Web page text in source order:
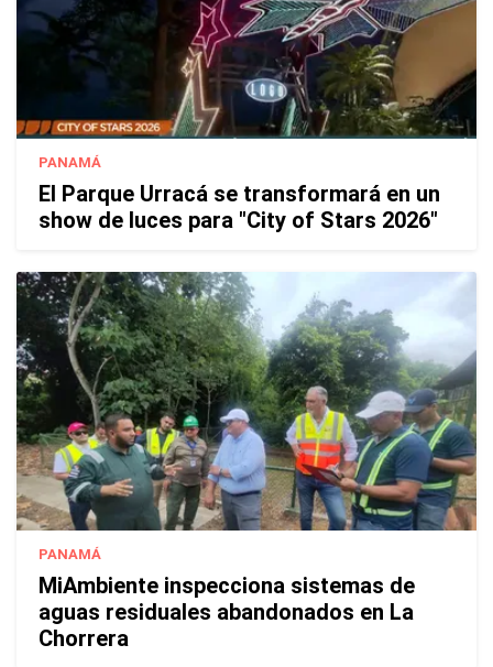
PANAMÁ
El Parque Urracá se transformará en un
show de luces para "City of Stars 2026"
PANAMÁ
MiAmbiente inspecciona sistemas de
aguas residuales abandonados en La
Chorrera